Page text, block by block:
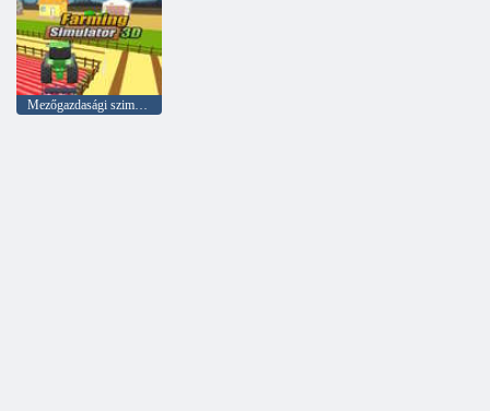
Mezőgazdasági szimulátor 3D